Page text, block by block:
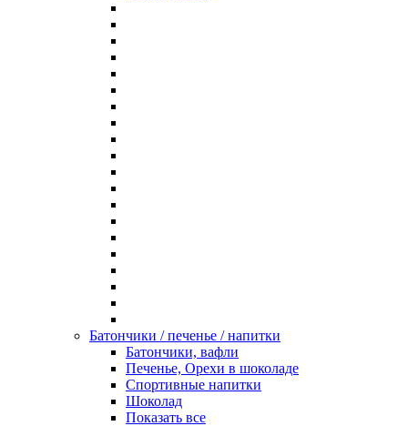
Батончики / печенье / напитки
Батончики, вафли
Печенье, Орехи в шоколаде
Спортивные напитки
Шоколад
Показать все